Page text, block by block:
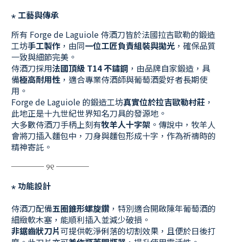
⋆工藝與傳承
所有 Forge de Laguiole 侍酒刀皆於法國拉吉歐勒的鍛造
工坊手工製作 ，由同一位工匠負責組裝與拋光 ，確保品質
一致與細節完美。
侍酒刀採用法國頂級 T14 不鏽鋼 ，由品牌自家鍛造，具
備極高耐用性 ，適合專業侍酒師與葡萄酒愛好者長期使
用。
Forge de Laguiole 的鍛造工坊真實位於拉吉歐勒村莊 ，
此地正是十九世紀世界知名刀具的發源地。
大多數侍酒刀手柄上刻有牧羊人十字架 。傳說中，牧羊人
會將刀插入麵包中，刀身與麵包形成十字，作為祈禱時的
精神寄託。
──── ୨୧ ────
⋆功能設計
侍酒刀配備五圈錐形螺旋鑽 ，特別適合開啟陳年葡萄酒的
細緻軟木塞，能順利插入並減少破損。
非鋸齒狀刀片可提供乾淨俐落的切割效果，且便於日後打